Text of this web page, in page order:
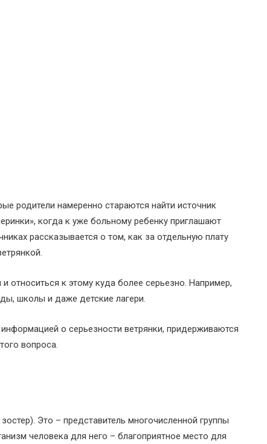
родители намеренно стараются найти источник
когда к уже больному ребенку приглашают
рассказывается о том, как за отдельную плату
относиться к этому куда более серьезно. Например,
школы и даже детские лагери.
о серьезности ветрянки, придерживаются
вопроса.
Это – представитель многочисленной группы
человека для него – благоприятное место для